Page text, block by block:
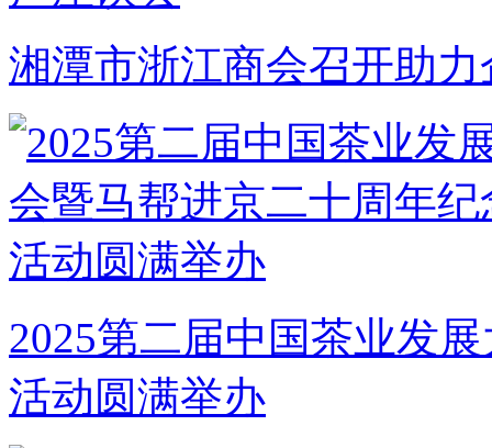
湘潭市浙江商会召开助
2025第二届中国茶业发
活动圆满举办